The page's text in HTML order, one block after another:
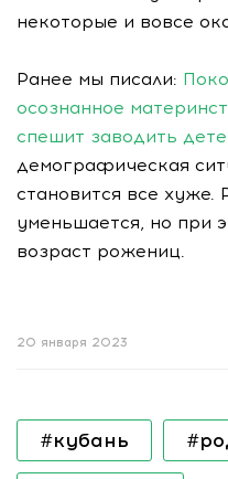
некоторые и вовсе
Ранее мы писали:
осознанное
спешит заводить
демографическая
становится все хуже.
уменьшается, но при
возраст рожениц.
20 января 2023
#кубань